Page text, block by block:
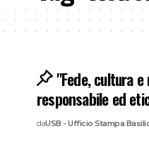
"Fede, cultura
responsabile ed
daUSB - Ufficio Stampa